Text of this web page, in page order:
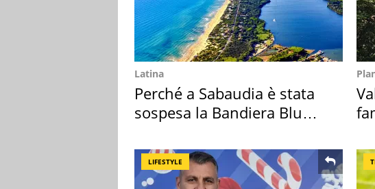
Latina
Perché a Sabaudia è stata
sospesa la Bandiera Blu
LIFESTYLE